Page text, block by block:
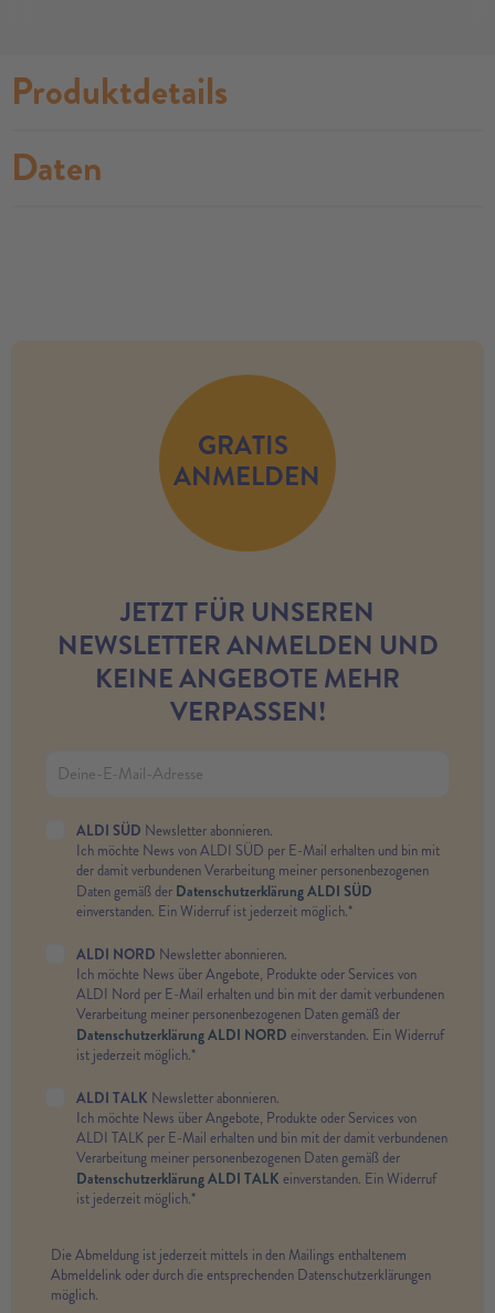
Produktdetails
Daten
GRATIS
ANMELDEN
JETZT FÜR UNSEREN
NEWSLETTER ANMELDEN UND
KEINE ANGEBOTE MEHR
VERPASSEN!
ALDI SÜD Newsletter abonnieren.
Ich möchte News von ALDI SÜD per E-Mail erhalten und bin mit
der damit verbundenen Verarbeitung meiner personenbezogenen
Daten gemäß der Datenschutzerklärung ALDI SÜD
einverstanden. Ein Widerruf ist jederzeit möglich.*
ALDI NORD Newsletter abonnieren.
Ich möchte News über Angebote, Produkte oder Services von
ALDI Nord per E-Mail erhalten und bin mit der damit verbundenen
Verarbeitung meiner personenbezogenen Daten gemäß der
Datenschutzerklärung ALDI NORD einverstanden. Ein Widerruf
ist jederzeit möglich.*
ALDI TALK Newsletter abonnieren.
Ich möchte News über Angebote, Produkte oder Services von
ALDI TALK per E-Mail erhalten und bin mit der damit verbundenen
Verarbeitung meiner personenbezogenen Daten gemäß der
Datenschutzerklärung ALDI TALK einverstanden. Ein Widerruf
ist jederzeit möglich.*
Die Abmeldung ist jederzeit mittels in den Mailings enthaltenem
Abmeldelink oder durch die entsprechenden Datenschutzerklärungen
möglich.